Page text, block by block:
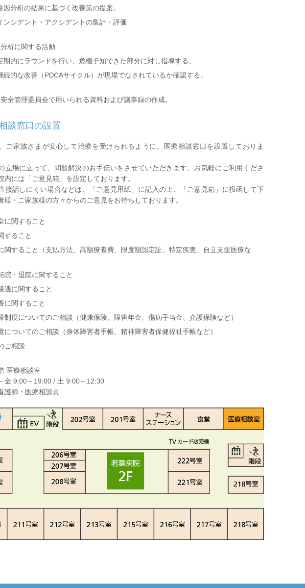
因分析の結果に基づく改善策の提案。
ンシデント・アクシデントの集計・評価
析に関する活動
期的にラウンドを行い、危機予知できた部分に対し指導する。
続的な改善（PDCAサイクル）が現場でなされているか確認する。
全管理委員会で用いられる資料および議事録の作成。
談窓口の設置
ご家族さまが安心して治療を受けられるように、医療相談窓口を設置しておりま
立場に立って、問題解決のお手伝いをさせていただきます。お気軽にご利用くださ
内には「ご意見箱」を設定しております。
接話しにくい場合などは、「ご意見用紙」に記入の上、「ご意見箱」に投函して下
様・ご家族様の方々からのご意見をお待ちしております。
に関すること
すること
関すること（支払方法、高額療養費、限度額認定証、特定疾患、自立支援医療な
院・退院に関すること
遇に関すること
に関すること
制度についてのご相談（健康保険、障害年金、傷病手当金、介護保険など）
についてのご相談（身体障害者手帳、精神障害者保健福祉手帳など）
ご相談
医療相談室
金 9:00～19:00 / 土 9:00～12:30
護師・医療相談員